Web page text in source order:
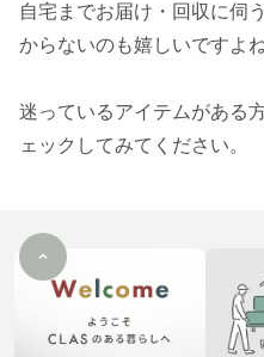
自宅までお届け・回収に伺
からないのも嬉しいですよね
迷っているアイテムがある
ェックしてみてください。